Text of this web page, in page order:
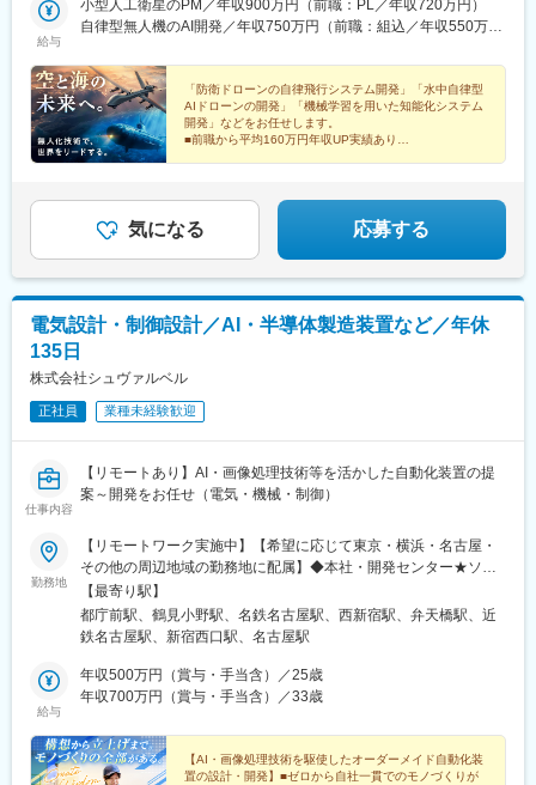
県名古屋市中区錦2丁目20番15号■川崎重工業株式会社・岐阜工
場：岐阜県各務原市川崎町1番地※その他、以下エリアでの就業先
大府、豊田、刈谷、安城、岡崎、他＜岐阜県＞岐阜、大垣、多治
見、他＜三重県＞四日市、津、伊勢、他
岡駅、あすなろう四日市駅、栄町駅(愛知県)、名古屋駅、新浜松
駅、日吉町駅、近鉄四日市駅
給与
小型人工衛星のPM／年収900万円（前職：PL／年収720万円）
自律型無人機のAI開発／年収750万円（前職：組込／年収550万
「防衛ドローンの自律飛行システム開発」「水中自律型
AIドローンの開発」「機械学習を用いた知能化システム
開発」などをお任せします。
■前職から平均160万円年収UP実績あり
気になる 応募する
電気設計・制御設計／AI・半導体製造装置など／年休
135日
株式会社シュヴァルベル
正社員 業種未経験歓迎
仕事内容
【リモートあり】AI・画像処理技術等を活かした自動化装置の提
案～開発をお任せ（電気・機械・制御）
勤務地
【リモートワーク実施中】【希望に応じて東京・横浜・名古屋・
その他の周辺地域の勤務地に配属】◆本社・開発センター★ソフ
ト開発部門が活躍しています♪東京都新宿区西新宿二丁目6番1号
新宿住友ビル37階※『都庁前駅』直結！◆横浜研究所・工場★FA
部門の拠点として、設計～製造まで担っております！神奈川県横
究棟103号室※『鶴見小野駅』徒歩5分◆名古屋支店★2024年4月
に開設！案件拡大中！愛知県名古屋市中村区名駅四丁目7番1号
（東京都・神奈川県・埼玉県・千葉・愛知県・山梨・長野・岐
阜・静岡・三重・滋賀）での勤務の可能性もあります。
【最寄り駅】
都庁前駅、鶴見小野駅、名鉄名古屋駅、西新宿駅、弁天橋駅、近
鉄名古屋駅、新宿西口駅、名古屋駅
給与
年収500万円（賞与・手当含）／25歳
年収700万円（賞与・手当含）／33歳
【AI・画像処理技術を駆使したオーダーメイド自動化装
置の設計・開発】■ゼロから自社一貫でのモノづくりが